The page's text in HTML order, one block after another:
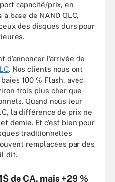
capacité/prix, en
à base de NAND QLC,
des disques durs pour
d’annoncer l’arrivée de
. Nos clients nous ont
100 % Flash, avec
trois plus cher que
Quand nous leur
la différence de prix ne
demie. Et c’est bien pour
traditionnelles
remplacées par des
dit.
de CA, mais +29 %